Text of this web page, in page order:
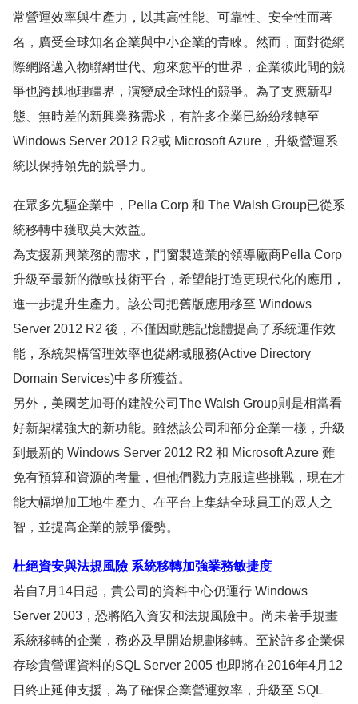
常營運效率與生產力，以其高性能、可靠性、安全性而著
名，廣受全球知名企業與中小企業的青睞。然而，面對從網
際網路邁入物聯網世代、愈來愈平的世界，企業彼此間的競
爭也跨越地理疆界，演變成全球性的競爭。為了支應新型
態、無時差的新興業務需求，有許多企業已紛紛移轉至
Windows Server 2012 R2或 Microsoft Azure，升級營運系
統以保持領先的競爭力。
在眾多先驅企業中，Pella Corp 和 The Walsh Group已從系
統移轉中獲取莫大效益。
為支援新興業務的需求，門窗製造業的領導廠商Pella Corp
升級至最新的微軟技術平台，希望能打造更現代化的應用，
進一步提升生產力。該公司把舊版應用移至 Windows
Server 2012 R2 後，不僅因動態記憶體提高了系統運作效
能，系統架構管理效率也從網域服務(Active Directory
Domain Services)中多所獲益。
另外，美國芝加哥的建設公司The Walsh Group則是相當看
好新架構強大的新功能。雖然該公司和部分企業一樣，升級
到最新的 Windows Server 2012 R2 和 Microsoft Azure 難
免有預算和資源的考量，但他們戮力克服這些挑戰，現在才
能大幅增加工地生產力、在平台上集結全球員工的眾人之
智，並提高企業的競爭優勢。
杜絕資安與法規風險 系統移轉加強業務敏捷度
若自7月14日起，貴公司的資料中心仍運行 Windows
Server 2003，恐將陷入資安和法規風險中。尚未著手規畫
系統移轉的企業，務必及早開始規劃移轉。至於許多企業保
存珍貴營運資料的SQL Server 2005 也即將在2016年4月12
日終止延伸支援，為了確保企業營運效率，升級至 SQL